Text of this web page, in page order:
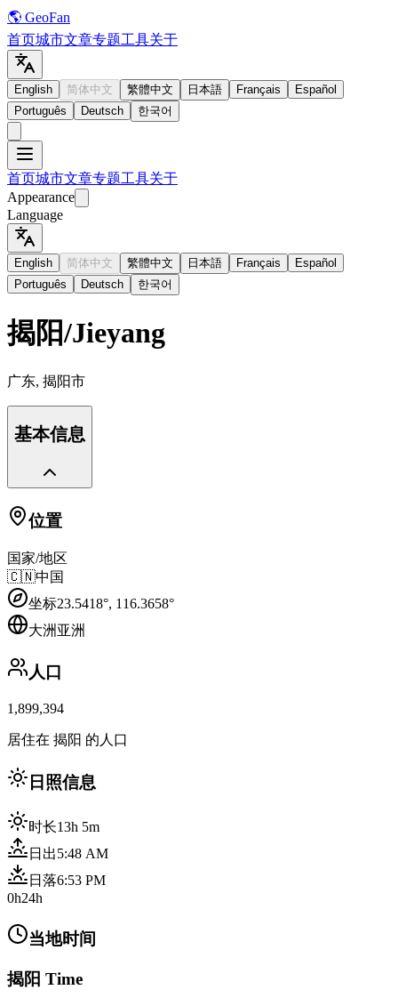
🌎 GeoFan
首页城市文章专题工具关于
English 简体中文 繁體中文 日本語 Français
Español
Português
Deutsch 한국어
首页城市文章专题工具关于
Appearance
Language
English 简体中文 繁體中文 日本語 Français
Español
Português
Deutsch 한국어
揭阳/Jieyang
广东, 揭阳市
基本信息
位置
国家/地区
🇨🇳中国
坐标23.5418°, 116.3658°
大洲 亚洲
人口
1,899,394
居住在 揭阳 的人口
日照信息
时长13h 5m
日出5:48 AM
日落6:53 PM
0h24h
当地时间
揭阳 Time